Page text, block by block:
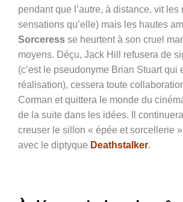
pendant que l’autre, à distance, vit les
sensations qu’elle) mais les hautes
Sorceress se heurtent à son cruel
moyens. Déçu, Jack Hill refusera de
(c’est le pseudonyme Brian Stuart qui
réalisation), cessera toute
Corman et quittera le monde du
de la suite dans les idées. Il
creuser le sillon « épée et sorcellerie
avec le diptyque Deathstalker.